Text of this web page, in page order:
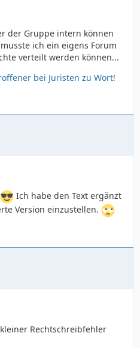
der Gruppe intern können
ich ein eigens Forum
verteilt werden können...
bei Juristen zu Wort!
Ich habe den Text ergänzt
Version einzustellen.
Rechtschreibfehler